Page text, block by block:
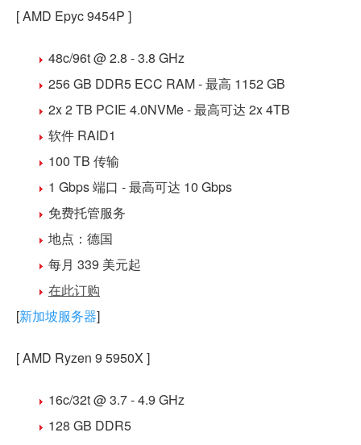
[ AMD Epyc 9454P ]
48c/96t @ 2.8 - 3.8 GHz
256 GB DDR5 ECC RAM - 最高 1152 GB
2x 2 TB PCIE 4.0NVMe- 最高可达 2x 4TB
软件 RAID1
100 TB 传输
1 Gbps 端口 - 最高可达 10 Gbps
免费托管服务
地点： 德国
每月 339 美元起
在此订购
[新加坡服务器]
[ AMD Ryzen 9 5950X ]
16c/32t @ 3.7 - 4.9 GHz
128 GB DDR5